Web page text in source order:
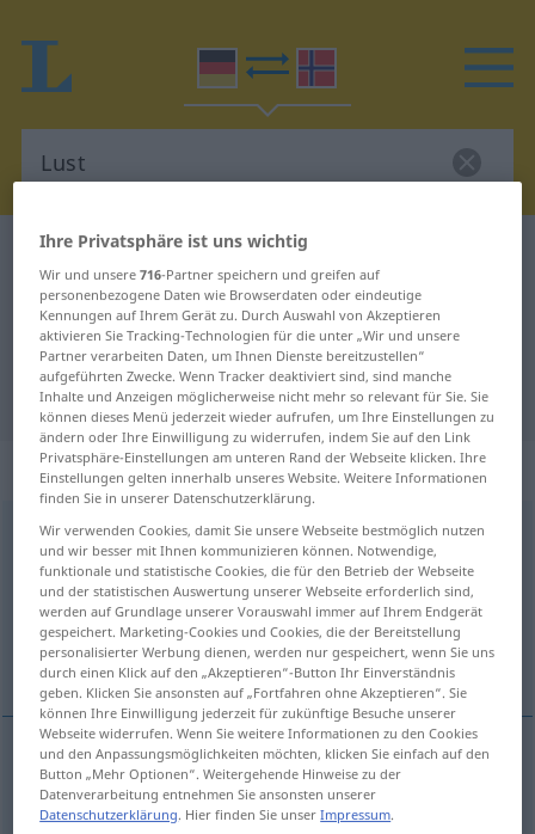
Deutsch-Norwegisch Wörterbuch
Deutsch-Norwegisch Übersetzung
für "Lust"
"Lust" Norwegisch Übersetzung
„Lust“: Femininum
Lustf
Übersicht aller Übersetzungen
(Für mehr Details die Übersetzung anklicken/antippen)
lyst
lystm/f Lust
Ihre Privatsphäre ist uns wichtig
Wir und unsere716-Partner speichern und greifen auf
personenbezogene Daten wie Browserdaten oder eindeutige
Kennungen auf Ihrem Gerät zu. Durch Auswahl von Akzeptieren
aktivieren Sie Tracking-Technologien für die unter „Wir und unsere
Partner verarbeiten Daten, um Ihnen Dienste bereitzustellen“
aufgeführten Zwecke. Wenn Tracker deaktiviert sind, sind manche
Inhalte und Anzeigen möglicherweise nicht mehr so relevant für Sie. Sie
können dieses Menü jederzeit wieder aufrufen, um Ihre Einstellungen zu
ändern oder Ihre Einwilligung zu widerrufen, indem Sie auf den Link
Privatsphäre-Einstellungen am unteren Rand der Webseite klicken. Ihre
Einstellungen gelten innerhalb unseres Website. Weitere Informationen
finden Sie in unserer Datenschutzerklärung.
Wir verwenden Cookies, damit Sie unsere Webseite bestmöglich nutzen
und wir besser mit Ihnen kommunizieren können. Notwendige,
funktionale und statistische Cookies, die für den Betrieb der Webseite
und der statistischen Auswertung unserer Webseite erforderlich sind,
werden auf Grundlage unserer Vorauswahl immer auf Ihrem Endgerät
gespeichert. Marketing-Cookies und Cookies, die der Bereitstellung
personalisierter Werbung dienen, werden nur gespeichert, wenn Sie uns
durch einen Klick auf den „Akzeptieren“-Button Ihr Einverständnis
geben. Klicken Sie ansonsten auf „Fortfahren ohne Akzeptieren“. Sie
können Ihre Einwilligung jederzeit für zukünftige Besuche unserer
Webseite widerrufen. Wenn Sie weitere Informationen zu den Cookies
und den Anpassungsmöglichkeiten möchten, klicken Sie einfach auf den
Button „Mehr Optionen“. Weitergehende Hinweise zu der
Datenverarbeitung entnehmen Sie ansonsten unserer
Datenschutzerklärung. Hier finden Sie unserImpressum.